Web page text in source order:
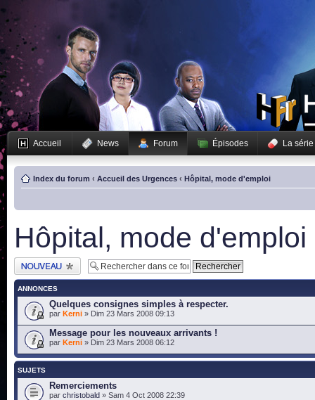
Accueil News Forum Épisodes La série
Index du forum ‹ Accueil des Urgences ‹ Hôpital, mode d'emploi
Hôpital, mode d'emploi
Publier un nouveau
sujet
ANNONCES
Quelques consignes simples à respecter.
par Kerni » Dim 23 Mars 2008 09:13
Message pour les nouveaux arrivants !
par Kerni » Dim 23 Mars 2008 06:12
SUJETS
Remerciements
par christobald » Sam 4 Oct 2008 22:39